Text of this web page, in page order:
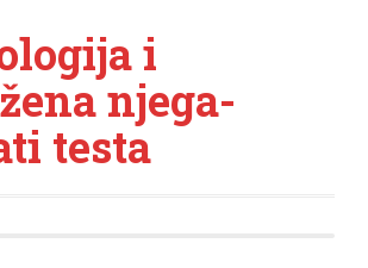
i
njega-
testa